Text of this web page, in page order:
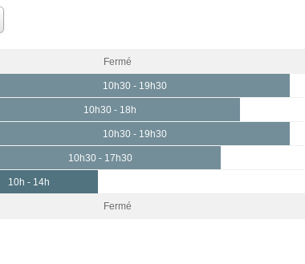
Fermé
10h30 - 19h30
10h30 - 18h
10h30 - 19h30
10h30 - 17h30
10h - 14h
Fermé